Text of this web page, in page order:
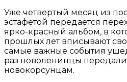
Уже четвертый месяц из
эстафетой передается
ярко-красный альбом, в
прошлых лет вписывают
самые важные события
раз новоленинцы
новокорсунцам.